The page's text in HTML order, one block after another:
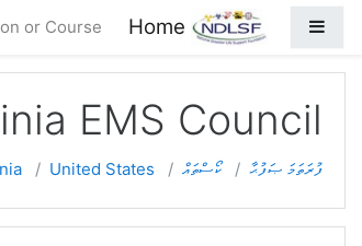
މައިގަނޑު ކޮންޓެންޓަށް ދިޔުމަށް
Side panel
Home
or Course
EMS Council
ފުރަތަމަ ޞަފުޙާ ކޯސްތައް United States